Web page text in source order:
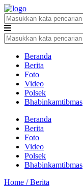
Beranda
Berita
Foto
Video
Polsek
Bhabinkamtibmas
Beranda
Berita
Foto
Video
Polsek
Bhabinkamtibmas
Home /Berita